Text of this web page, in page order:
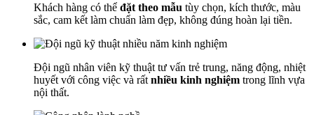
Khách hàng có thể đặt theo mẫu tùy chọn, kích thước, màu
sắc, cam kết làm chuẩn làm đẹp, không đúng hoàn lại tiền.
Đội ngũ nhân viên kỹ thuật tư vấn trẻ trung, năng động, nhiệt
huyết với công việc và rất nhiều kinh nghiệm trong lĩnh vựa
nội thất.